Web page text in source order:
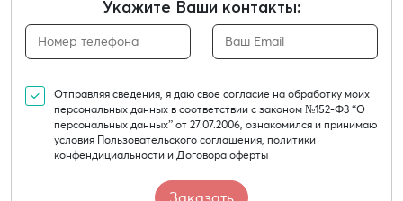
Укажите Ваши контакты:
Отправляя сведения, я даю свое согласие на обработку моих
персональных данных в соответствии с законом №152-Ф3 “О
персональных данных” от 27.07.2006, ознакомился и принимаю
условия Пользовательского соглашения, политики
конфендициальности и Договора оферты